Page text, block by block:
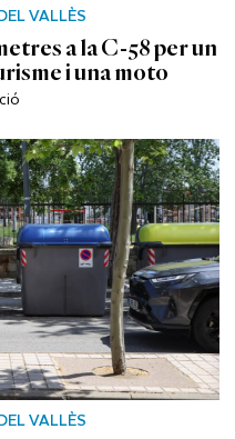
VALLÈS
a la C-58 per un
i una moto
VALLÈS